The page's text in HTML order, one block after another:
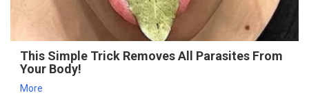
This Simple Trick Removes All Parasites From
Your Body!
More